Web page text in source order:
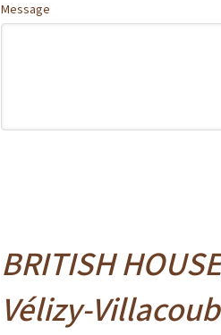
Message
BRITISH
Vélizy-